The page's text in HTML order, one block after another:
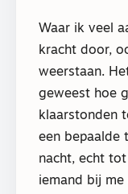
Waar ik veel
kracht door,
weerstaan.
geweest hoe
klaarstonden
een bepaalde
nacht, echt
iemand bij